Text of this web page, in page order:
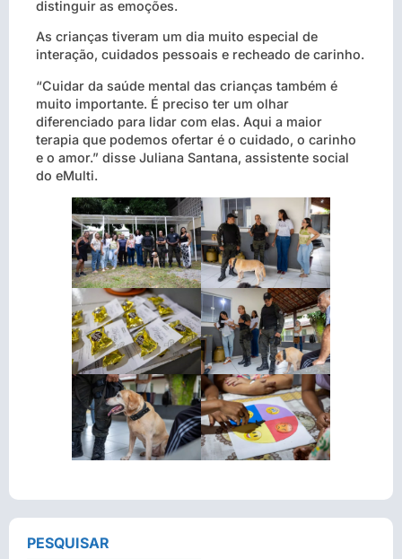
distinguir as emoções.
As crianças tiveram um dia muito especial de
interação, cuidados pessoais e recheado de carinho.
“Cuidar da saúde mental das crianças também é
muito importante. É preciso ter um olhar
diferenciado para lidar com elas. Aqui a maior
terapia que podemos ofertar é o cuidado, o carinho
e o amor.” disse Juliana Santana, assistente social
do eMulti.
PESQUISAR